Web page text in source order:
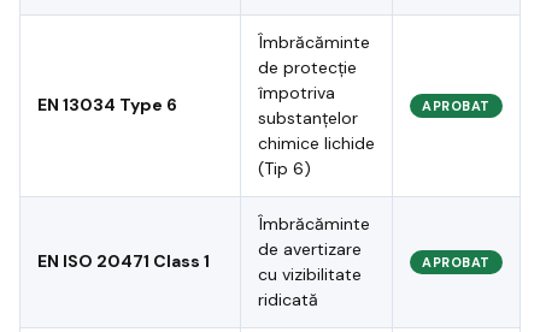
EN 13034 Type 6
Îmbrăcăminte
de protecție
împotriva
substanțelor
chimice lichide
(Tip 6)
APROBAT
EN ISO 20471 Class 1
Îmbrăcăminte
de avertizare
cu vizibilitate
ridicată
APROBAT